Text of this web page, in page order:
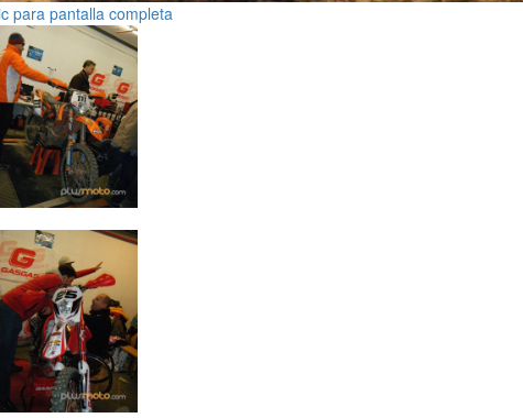
para pantalla completa